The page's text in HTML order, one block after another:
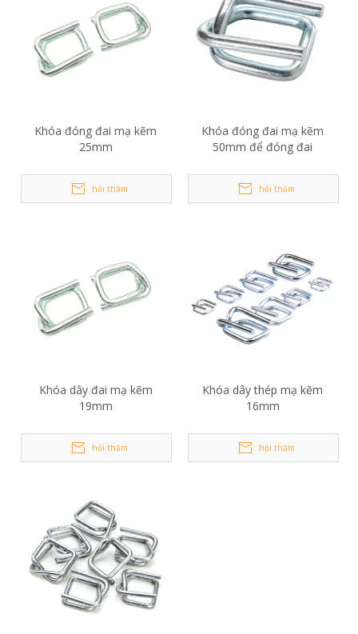
Khóa đóng đai mạ kẽm
25mm
hỏi thăm
Khóa đóng đai mạ kẽm
50mm để đóng đai
hỏi thăm
Khóa dây đai mạ kẽm
19mm
hỏi thăm
Khóa dây thép mạ kẽm
16mm
hỏi thăm